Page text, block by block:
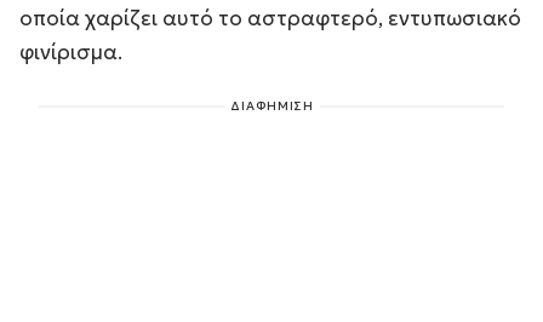
οποία χαρίζει αυτό το αστραφτερό, εντυπωσιακό
φινίρισμα.
ΔΙΑΦΗΜΙΣΗ